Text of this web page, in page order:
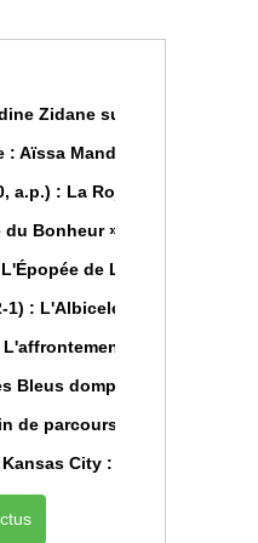
Zidane succède
: Aïssa Mandi tire sa
a.p.) : La Roja sur le toit
Bonheur » : Dans les
de Lamine Yamal du
1) : L'Albiceleste renverse
L'affrontement tactique
Bleus domptent les Lions
de parcours pour les
City : L’Algérie